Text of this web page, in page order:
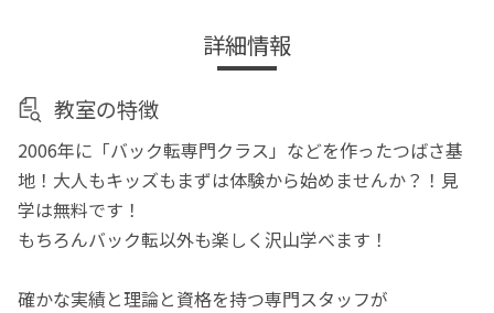
詳細情報
教室の特徴
2006年に「バック転専門クラス」などを作ったつばさ基
地！大人もキッズもまずは体験から始めませんか？！見
学は無料です！
もちろんバック転以外も楽しく沢山学べます！
確かな実績と理論と資格を持つ専門スタッフが